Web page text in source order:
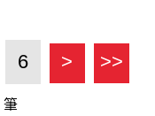
6 > >>
筆